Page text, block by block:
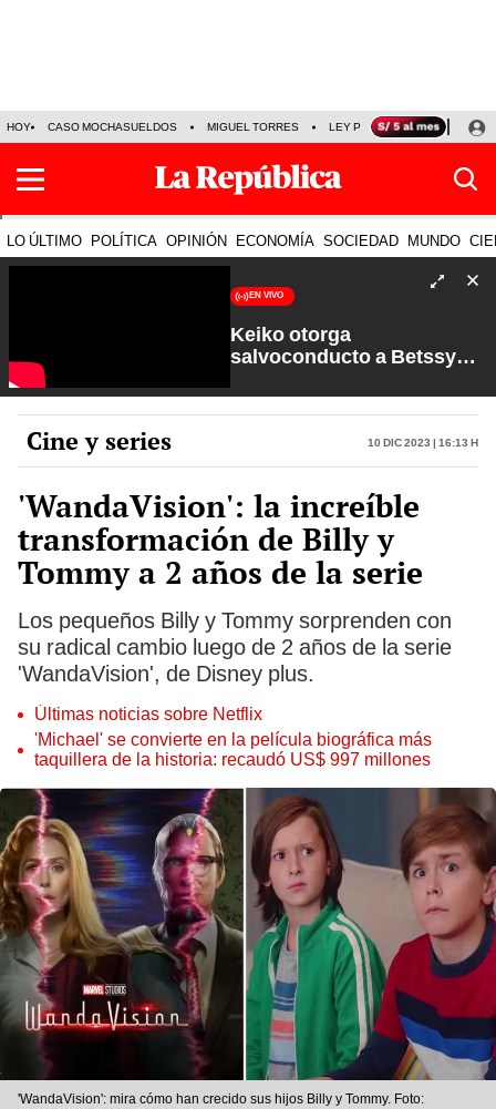
HOY CASO MOCHASUELDOS MIGUEL TORRES LEY PULPÍN PRECIO DEL
LO ÚLTIMO POLÍTICA OPINIÓN ECONOMÍA SOCIEDAD MUNDO
EN VIVO
Keiko otorga
salvoconducto a Betssy
Petroperú | Sin Guion con
Rosa María Palacios
Cine y series 10 Dic 2023 | 16:13 h
'WandaVision': la increíble
transformación de Billy y
Tommy a 2 años de la serie
Los pequeños Billy y Tommy sorprenden con
su radical cambio luego de 2 años de la serie
'WandaVision', de Disney plus.
Últimas noticias sobre Netflix
'Michael' se convierte en la película biográfica más
taquillera de la historia: recaudó US$ 997 millones
'WandaVision': mira cómo han crecido sus hijos Billy y Tommy. Foto: